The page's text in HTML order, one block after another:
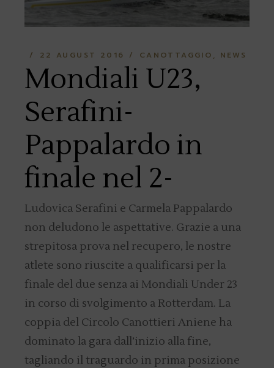
22 AUGUST 2016 CANOTTAGGIO NEWS
Mondiali U23,
Serafini-
Pappalardo in
finale nel 2-
Ludovica Serafini e Carmela Pappalardo
non deludono le aspettative. Grazie a una
strepitosa prova nel recupero, le nostre
atlete sono riuscite a qualificarsi per la
finale del due senza ai Mondiali Under 23
in corso di svolgimento a Rotterdam. La
coppia del Circolo Canottieri Aniene ha
dominato la gara dall’inizio alla fine,
tagliando il traguardo in prima posizione